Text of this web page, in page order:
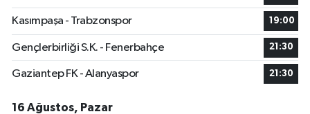
Kasımpaşa - Trabzonspor 19:00
Gençlerbirliği S.K. - Fenerbahçe 21:30
Gaziantep FK - Alanyaspor 21:30
16 Ağustos, Pazar